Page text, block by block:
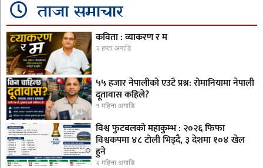
ताजा समाचार
कविता : व्याकरण र म
२ हप्ता अगाडि
५५ हजार नेपालीको एउटै प्रश्न: रोमानियामा नेपाली
दूतावास कहिले?
१ महिना अगाडि
विश्व फुटबलको महाकुम्भ : २०२६ फिफा
विश्वकपमा ४८ टोली भिड्दै, ३ देशमा १०४ खेल
हुने
२ महिना अगाडि